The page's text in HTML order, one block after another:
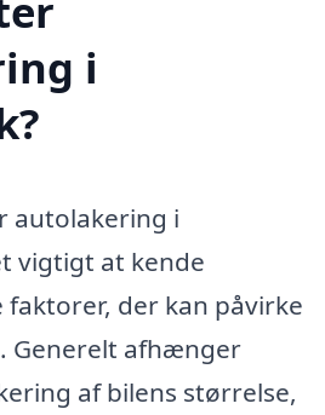
i
autolakering i
vigtigt at kende
faktorer, der kan påvirke
Generelt afhænger
af bilens størrelse,